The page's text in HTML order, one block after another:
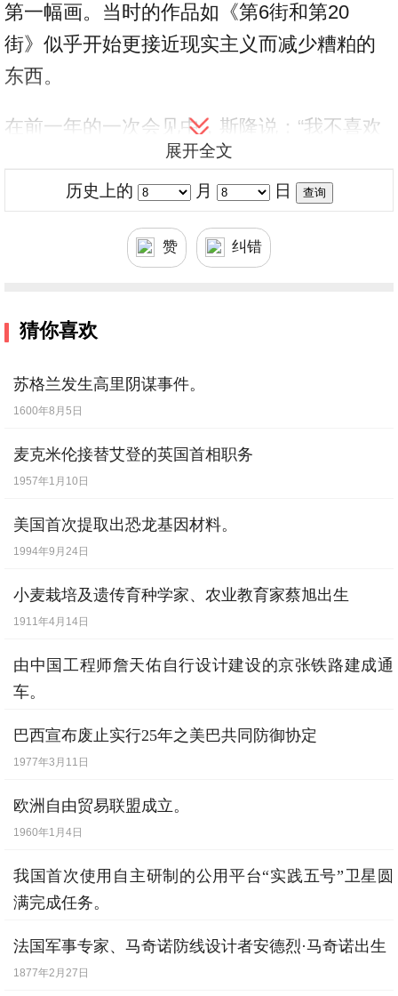
第一幅画。当时的作品如《第6街和第20
街》似乎开始更接近现实主义而减少糟粕的
东西。
在前一年的一次会见中，斯隆说：“我不喜欢
去投编辑们之所好，甚至年轻时就是这样。
我爱画那最暗、最黑的图画......我感到很幸
运，因为我从未为了追求经济收入和别人的
赞誉和裹足不前。”
展开全文
历史上的 月 日
赞 纠错
猜你喜欢
苏格兰发生高里阴谋事件。
1600年8月5日
麦克米伦接替艾登的英国首相职务
1957年1月10日
美国首次提取出恐龙基因材料。
1994年9月24日
小麦栽培及遗传育种学家、农业教育家蔡旭出生
1911年4月14日
由中国工程师詹天佑自行设计建设的京张铁路建成通
车。
巴西宣布废止实行25年之美巴共同防御协定
1977年3月11日
欧洲自由贸易联盟成立。
1960年1月4日
我国首次使用自主研制的公用平台“实践五号”卫星圆
满完成任务。
法国军事专家、马奇诺防线设计者安德烈·马奇诺出生
1877年2月27日